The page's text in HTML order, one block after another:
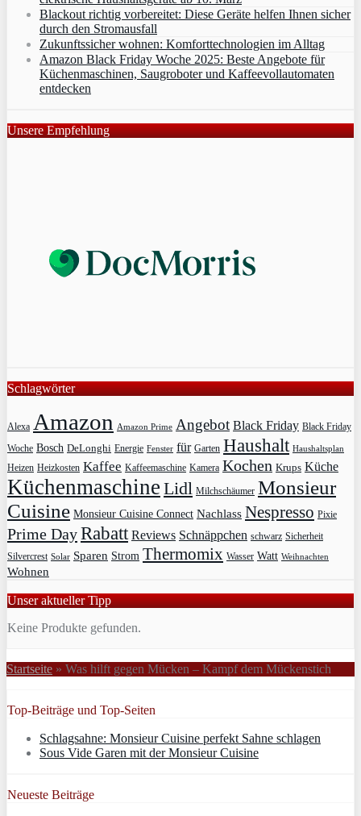
Blackout richtig vorbereitet: Diese Geräte helfen Ihnen sicher
durch den Stromausfall
Zukunftssicher wohnen: Komforttechnologien im Alltag
Amazon Black Friday Woche 2025: Beste Angebote für
Küchenmaschinen, Saugroboter und Kaffeevollautomaten
entdecken
Unsere Empfehlung
Schlagwörter
Alexa Amazon Amazon Prime Angebot Black Friday Black Friday
Woche Bosch DeLonghi Energie Fenster für Garten Haushalt Haushaltsplan
Heizen Heizkosten Kaffee Kaffeemaschine Kamera Kochen Krups Küche
Küchenmaschine Lidl Milchschäumer Monsieur
Cuisine Monsieur Cuisine Connect Nachlass Nespresso Pixie
Prime DayRabatt Reviews Schnäppchen schwarz Sicherheit
Silvercrest Solar Sparen Strom Thermomix Wasser Watt Weihnachten
Wohnen
Unser aktueller Tipp
Keine Produkte gefunden.
Startseite » Was hilft gegen Mücken – Kampf dem Mückenstich
Top-Beiträge und Top-Seiten
Schlagsahne: Monsieur Cuisine perfekt Sahne schlagen
Sous Vide Garen mit der Monsieur Cuisine
Neueste Beiträge